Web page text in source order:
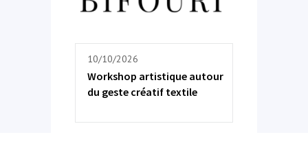
10/10/2026
Workshop artistique autour
du geste créatif textile